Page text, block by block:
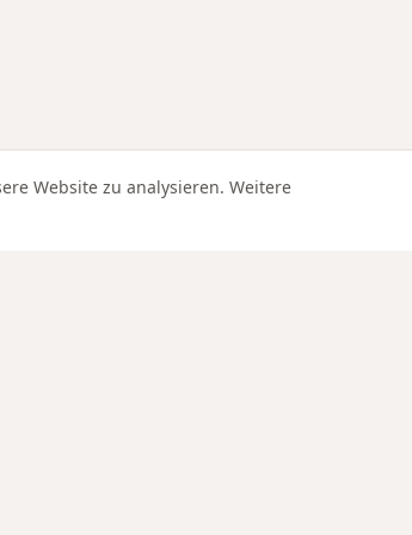
Website zu analysieren. Weitere